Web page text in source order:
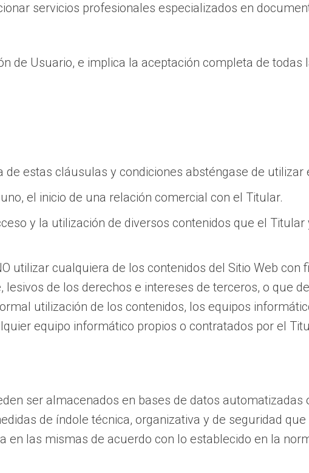
servicios profesionales especializados en
de Usuario, e implica la aceptación completa de
estas cláusulas y condiciones absténgase de utilizar
el inicio de una relación comercial con el Titular.
y la utilización de diversos contenidos que el
utilizar cualquiera de los contenidos del Sitio Web con
de los derechos e intereses de terceros, o que
utilización de los contenidos, los equipos
equipo informático propios o contratados por el
ser almacenados en bases de datos automatizadas
de índole técnica, organizativa y de seguridad
en las mismas de acuerdo con lo establecido en la